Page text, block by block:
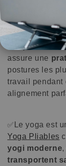
Si vous
Tapis de Yoga
indispensable.
unique, le
assure une
postures les
travail pendant
alignement
✅ Le yoga est
Yoga Pliables
yogi moderne
transportent